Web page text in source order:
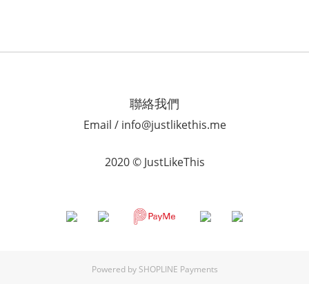
聯絡我們
Email / info@justlikethis.me
2020 © JustLikeThis
Powered by SHOPLINE Payments